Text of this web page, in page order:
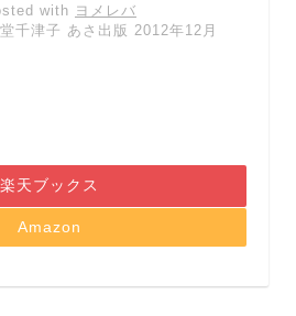
with ヨメレバ
千津子 あさ出版 2012年12月
楽天ブックス
Amazon